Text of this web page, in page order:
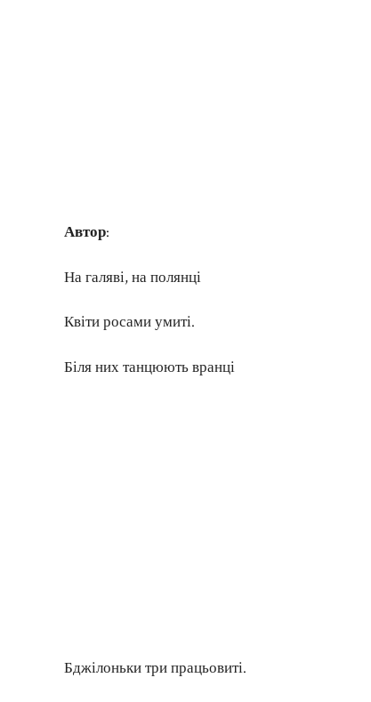
Автор:
На галяві, на полянці
Квіти росами умиті.
Біля них танцюють вранці
Бджілоньки три працьовиті.